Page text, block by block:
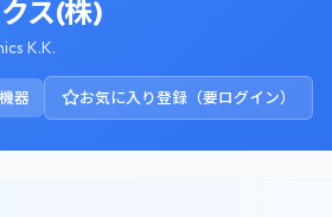
ス(株)
K.K.
器 お気に入り登録（要ログイン）